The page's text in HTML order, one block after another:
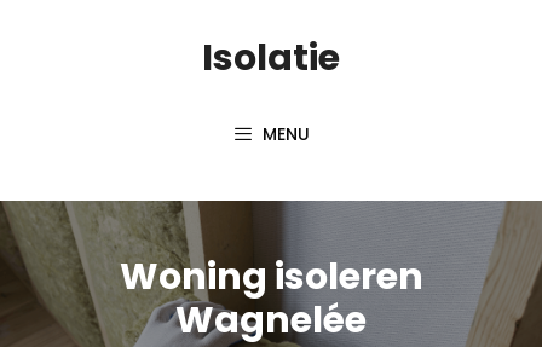
Isolatie
MENU
Woning isoleren
Wagnelée